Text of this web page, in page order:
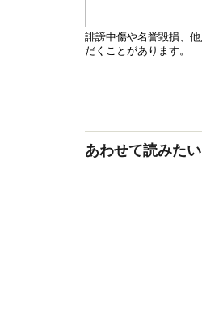
あわせて読みたい